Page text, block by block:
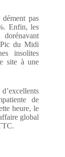
pas
Enfin, les
Pic du Midi
insolites
site à une
de
heure, le
global